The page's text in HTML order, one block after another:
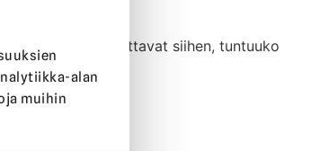
alan
muihin
pitäminen vaikuttavat siihen, tuntuuko